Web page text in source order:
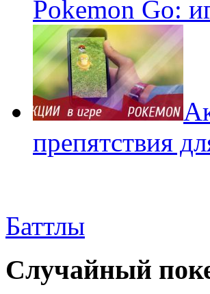
Pokemon Go:
препятствия
Баттлы
Случайный